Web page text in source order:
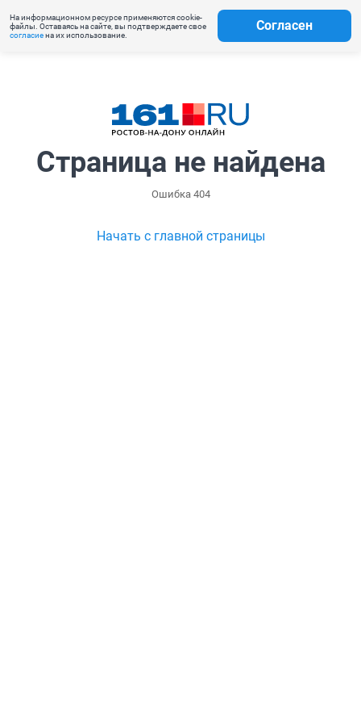
На информационном ресурсе применяются cookie-
файлы. Оставаясь на сайте, вы подтверждаете свое
согласиена их использование.
Согласен
Страница не найдена
Ошибка 404
Начать с главной страницы